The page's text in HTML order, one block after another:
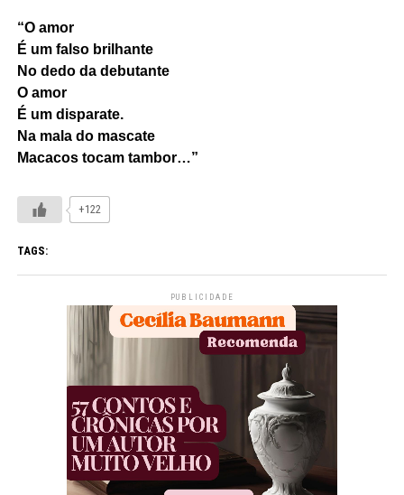
“O amor
É um falso brilhante
No dedo da debutante
O amor
É um disparate.
Na mala do mascate
Macacos tocam tambor…”
+122
TAGS:
PUBLICIDADE